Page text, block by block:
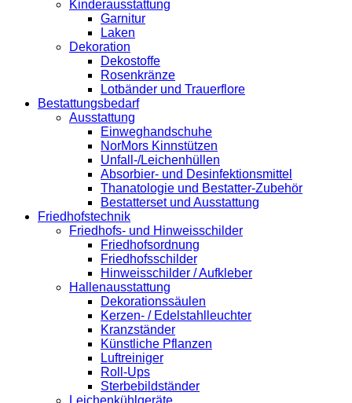
Kinderausstattung
Garnitur
Laken
Dekoration
Dekostoffe
Rosenkränze
Lotbänder und Trauerflore
Bestattungsbedarf
Ausstattung
Einweghandschuhe
NorMors Kinnstützen
Unfall-/Leichenhüllen
Absorbier- und Desinfektionsmittel
Thanatologie und Bestatter-Zubehör
Bestatterset und Ausstattung
Friedhofstechnik
Friedhofs- und Hinweisschilder
Friedhofsordnung
Friedhofsschilder
Hinweisschilder / Aufkleber
Hallenausstattung
Dekorationssäulen
Kerzen- / Edelstahlleuchter
Kranzständer
Künstliche Pflanzen
Luftreiniger
Roll-Ups
Sterbebildständer
Leichenkühlgeräte